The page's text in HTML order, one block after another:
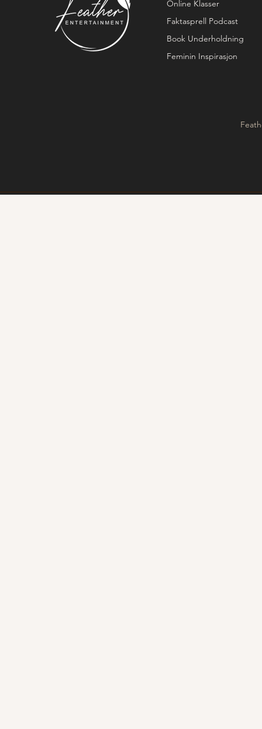
Online Klasser
Faktasprell Podcast
Book Underholdning
Feminin Inspirasjon